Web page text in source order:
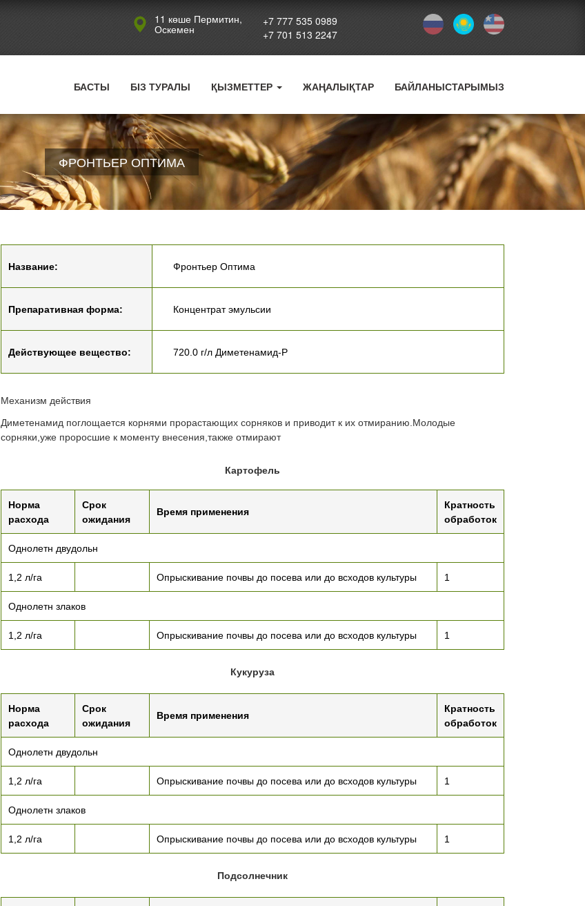
11 көше Пермитин,
Оскемен
+7 777 535 0989
+7 701 513 2247
БАСТЫ БІЗ ТУРАЛЫ ҚЫЗМЕТТЕР ЖАҢАЛЫҚТАР БАЙЛАНЫСТАРЫМЫЗ
ФРОНТЬЕР ОПТИМА
Название: Фронтьер Оптима
Препаративная форма: Концентрат эмульсии
Действующее вещество: 720.0 г/л Диметенамид-Р
Механизм действия
Диметенамид поглощается корнями прорастающих сорняков и приводит к их отмиранию.Молодые
сорняки,уже проросшие к моменту внесения,также отмирают
Картофель
Норма
расхода
Срок
ожидания
Время применения
Кратность
обработок
Однолетн двудольн
1,2 л/га Опрыскивание почвы до посева или до всходов культуры 1
Однолетн злаков
1,2 л/га Опрыскивание почвы до посева или до всходов культуры 1
Кукуруза
Норма
расхода
Срок
ожидания
Время применения
Кратность
обработок
Однолетн двудольн
1,2 л/га Опрыскивание почвы до посева или до всходов культуры 1
Однолетн злаков
1,2 л/га Опрыскивание почвы до посева или до всходов культуры 1
Подсолнечник